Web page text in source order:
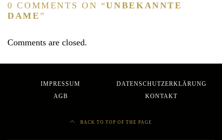
0 COMMENTS ON “UNBEKANNTE
DAME ”
Comments are closed.
IMPRESSUM
DATENSCHUTZERKLÄRUNG
AGB
KONTAKT
BACK TO TOP OF THE PAGE